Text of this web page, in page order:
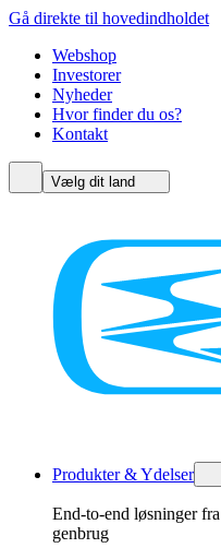
Gå direkte til hovedindholdet
Webshop
Investorer
Nyheder
Hvor finder du os?
Kontakt
Vælg dit land
Produkter & Ydelser
End-to-end løsninger
genbrug